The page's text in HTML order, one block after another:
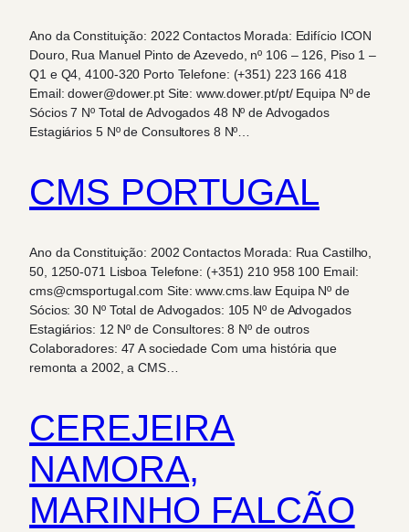
Ano da Constituição: 2022 Contactos Morada: Edifício ICON
Douro, Rua Manuel Pinto de Azevedo, nº 106 – 126, Piso 1 –
Q1 e Q4, 4100-320 Porto Telefone: (+351) 223 166 418
Email: dower@dower.pt Site: www.dower.pt/pt/ Equipa Nº de
Sócios 7 Nº Total de Advogados 48 Nº de Advogados
Estagiários 5 Nº de Consultores 8 Nº…
CMS PORTUGAL
Ano da Constituição: 2002 Contactos Morada: Rua Castilho,
50, 1250-071 Lisboa Telefone: (+351) 210 958 100 Email:
cms@cmsportugal.com Site: www.cms.law Equipa Nº de
Sócios: 30 Nº Total de Advogados: 105 Nº de Advogados
Estagiários: 12 Nº de Consultores: 8 Nº de outros
Colaboradores: 47 A sociedade Com uma história que
remonta a 2002, a CMS…
CEREJEIRA
NAMORA,
MARINHO FALCÃO